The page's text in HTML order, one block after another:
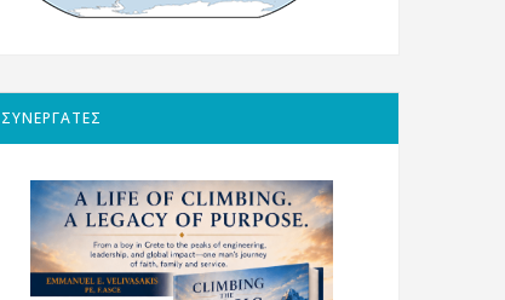
ΣΥΝΕΡΓΑΤΕΣ